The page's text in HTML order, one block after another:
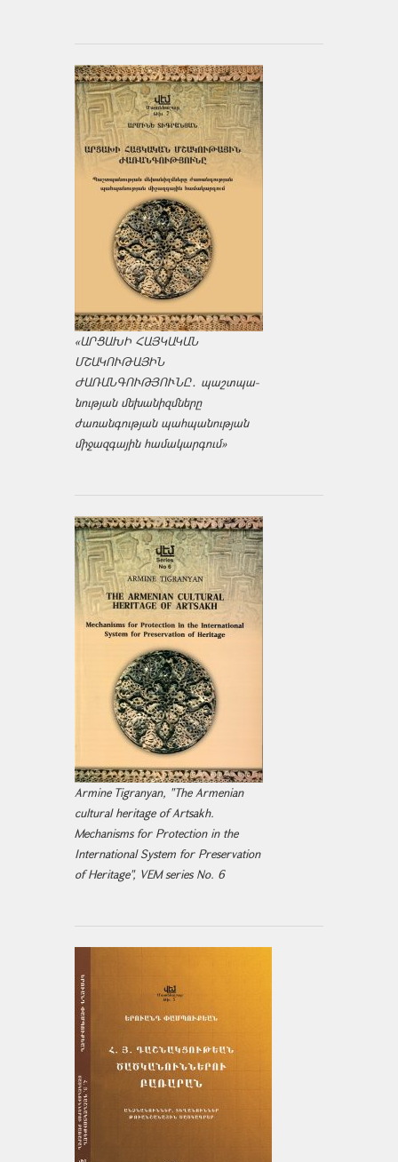
«ԱՐՑԱԽԻ ՀԱՅԿԱԿԱՆ
ՄՇԱԿՈՒԹԱՅԻՆ
ԺԱՌԱՆԳՈՒԹՅՈՒՆԸ․ պաշտպա­
նության մեխանիզմները
ժառանգության պահպանության
միջազ­գային համակարգում»
Armine Tigranyan, "The Armenian
cultural heritage of Artsakh.
Mechanisms for Protection in the
International System for Preservation
of Heritage", VEM series No. 6